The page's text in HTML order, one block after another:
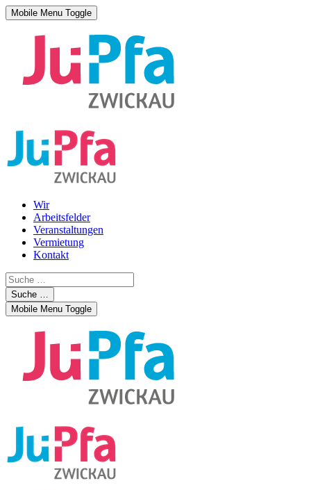
Mobile Menu Toggle
Wir
Arbeitsfelder
Veranstaltungen
Vermietung
Kontakt
Suche …
Mobile Menu Toggle